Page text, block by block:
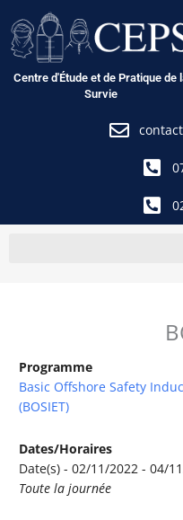
au
contenu
Centre d'Étude et de Pratique de
Survie
Programme
Basic Offshore Safety
(BOSIET)
Dates/Horaires
Date(s) - 02/11/2022 - 04/
Toute la journée